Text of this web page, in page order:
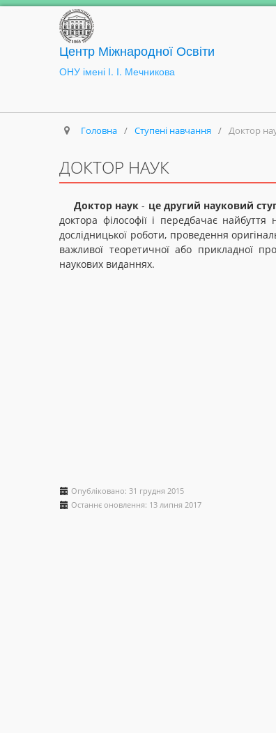
Центр Міжнародної Освіти
ОНУ імені І. І. Мечникова
Головна / Ступені навчання / Доктор
ДОКТОР НАУК
Доктор наук - це другий науковий
доктора філософії і передбачає
дослідницької роботи, проведення
важливої теоретичної або прикладної
наукових виданнях.
Опубліковано: 31 грудня 2015
Останнє оновлення: 13 липня 2017